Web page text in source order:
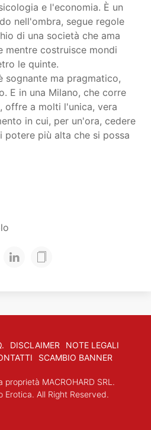
e l'economia. È un
nell'ombra, segue regole
di una società che ama
mentre costruisce mondi
le quinte.
sognante ma pragmatico,
E in una Milano, che corre
offre a molti l'unica, vera
in cui, per un'ora, cedere
più alta che si possa
DISCLAIMER
NOTE LEGALI
SCAMBIO BANNER
proprietà MACROHARD SRL.
All Right Reserved.